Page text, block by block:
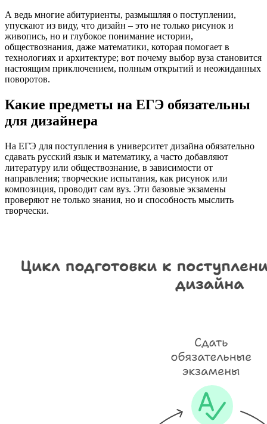
А ведь многие абитуриенты, размышляя о поступлении,
упускают из виду, что дизайн – это не только рисунок и
живопись, но и глубокое понимание истории,
обществознания, даже математики, которая помогает в
технологиях и архитектуре; вот почему выбор вуза становится
настоящим приключением, полным открытий и неожиданных
поворотов.
Какие предметы на ЕГЭ обязательны
для дизайнера
На ЕГЭ для поступления в университет дизайна обязательно
сдавать русский язык и математику, а часто добавляют
литературу или обществознание, в зависимости от
направления; творческие испытания, как рисунок или
композиция, проводит сам вуз. Эти базовые экзамены
проверяют не только знания, но и способность мыслить
творчески.